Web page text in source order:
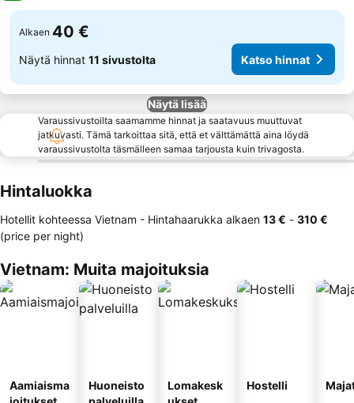
Alkaen 40 €
Näytä hinnat 11 sivustolta Katso hinnat
Näytä lisää
Varaussivustoilta saamamme hinnat ja saatavuus muuttuvat
jatkuvasti. Tämä tarkoittaa sitä, että et välttämättä aina löydä
varaussivustolta täsmälleen samaa tarjousta kuin trivagosta.
Hintaluokka
Hotellit kohteessa Vietnam - Hintahaarukka alkaen ‎13 € - ‎310 €
(price per night)
Vietnam: Muita majoituksia
Aamiaisma
Huoneisto
Lomakesk
Hostelli